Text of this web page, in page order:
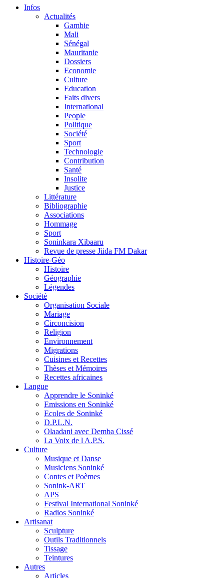
Infos
Actualités
Gambie
Mali
Sénégal
Mauritanie
Dossiers
Economie
Culture
Education
Faits divers
International
People
Politique
Société
Sport
Technologie
Contribution
Santé
Insolite
Justice
Littérature
Bibliographie
Associations
Hommage
Sport
Soninkara Xibaaru
Revue de presse Jiida FM Dakar
Histoire-Géo
Histoire
Géographie
Légendes
Société
Organisation Sociale
Mariage
Circoncision
Religion
Environnement
Migrations
Cuisines et Recettes
Thèses et Mémoires
Recettes africaines
Langue
Apprendre le Soninké
Emissions en Soninké
Ecoles de Soninké
D.P.L.N.
Olaadani avec Demba Cissé
La Voix de l A.P.S.
Culture
Musique et Danse
Musiciens Soninké
Contes et Poèmes
Sonink-ART
APS
Festival International Soninké
Radios Soninké
Artisanat
Sculpture
Outils Traditionnels
Tissage
Teintures
Autres
Articles